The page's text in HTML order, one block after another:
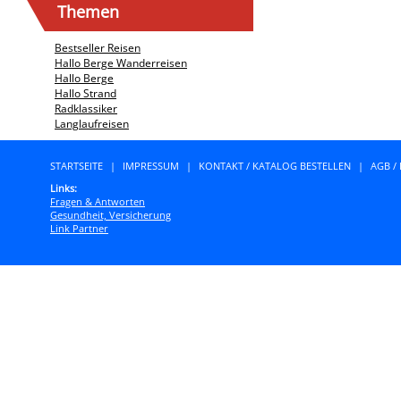
Themen
Bestseller Reisen
Hallo Berge Wanderreisen
Hallo Berge
Hallo Strand
Radklassiker
Langlaufreisen
STARTSEITE | IMPRESSUM | KONTAKT / KATALOG BESTELLEN |
AGB /
Links:
Fragen & Antworten
Gesundheit, Versicherung
Link Partner